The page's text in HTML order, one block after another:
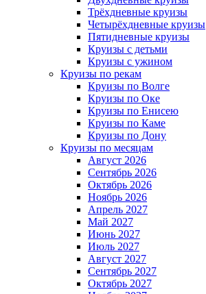
Трёхдневные круизы
Четырёхдневные круизы
Пятидневные круизы
Круизы с детьми
Круизы с ужином
Круизы по рекам
Круизы по Волге
Круизы по Оке
Круизы по Енисею
Круизы по Каме
Круизы по Дону
Круизы по месяцам
Август 2026
Сентябрь 2026
Октябрь 2026
Ноябрь 2026
Апрель 2027
Май 2027
Июнь 2027
Июль 2027
Август 2027
Сентябрь 2027
Октябрь 2027